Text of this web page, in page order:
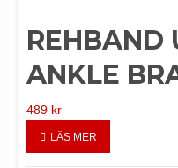
REHBAND
ANKLE
489 kr
LÄS MER